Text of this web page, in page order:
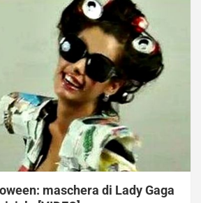
maschera di Lady Gaga